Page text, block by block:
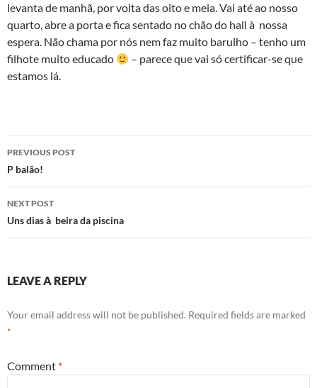
levanta de manhã, por volta das oito e meia. Vai até ao nosso
quarto, abre a porta e fica sentado no chão do hall à nossa
espera. Não chama por nós nem faz muito barulho – tenho um
filhote muito educado
– parece que vai só certificar-se que
estamos lá.
Post
navigation
PREVIOUS POST
P balão!
NEXT POST
Uns dias à beira da piscina
LEAVE A REPLY
Your email address will not be published. Required fields are marked
*
Comment *